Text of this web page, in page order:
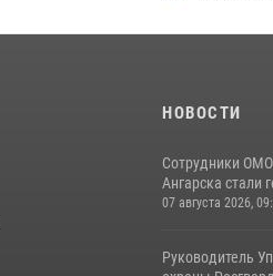
НОВОСТИ
Сотрудники
Ангарска стали
07 августа 2026,
Руководитель